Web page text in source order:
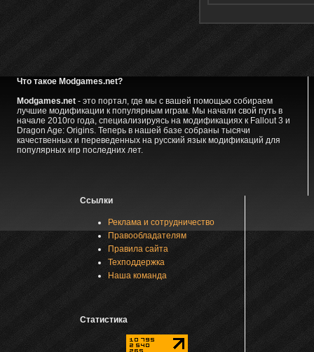
Что такое Modgames.net?
Modgames.net- это портал, где мы с вашей помощью собираем
лучшие модификации к популярным играм. Мы начали свой путь в
начале 2010го года, специализируясь на модификациях к Fallout 3 и
Dragon Age: Origins. Теперь в нашей базе собраны тысячи
качественных и переведенных на русский язык модификаций для
популярных игр последних лет.
Ссылки
Реклама и сотрудничество
Правообладателям
Правила сайта
Техподдержка
Наша команда
Статистика